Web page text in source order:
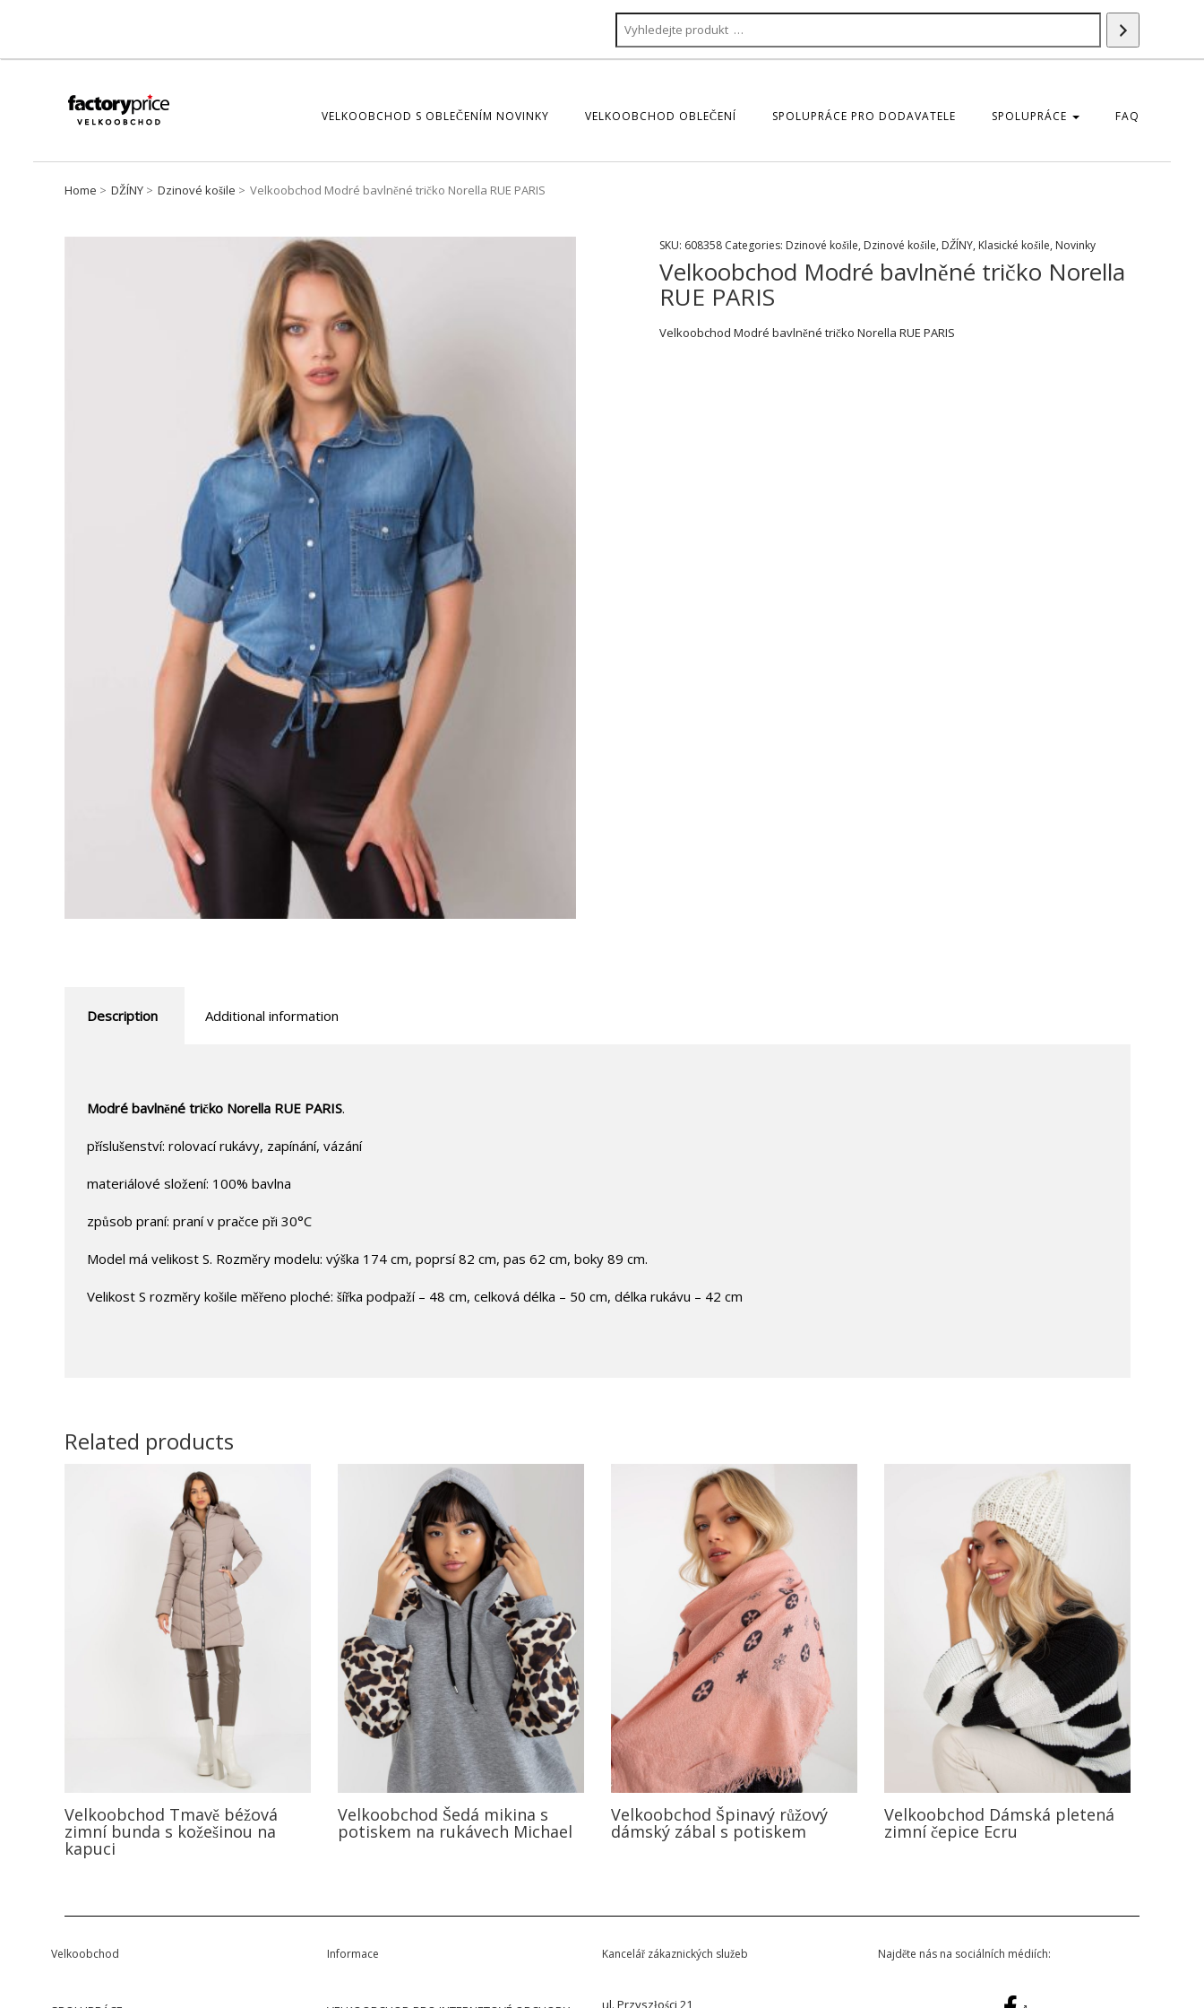
VELKOOBCHOD S OBLEČENÍM NOVINKY VELKOOBCHOD OBLEČENÍ SPOLUPRÁCE PRO DODAVATELE SPOLUPRÁCE FAQ
Home DŽÍNY Dzinové košile Velkoobchod Modré bavlněné tričko Norella RUE PARIS
SKU: 608358 Categories: Dzinové košile, Dzinové košile, DŽÍNY, Klasické košile, Novinky
Velkoobchod Modré bavlněné tričko Norella
RUE PARIS
Velkoobchod Modré bavlněné tričko Norella RUE PARIS
Description Additional information
Modré bavlněné tričko Norella RUE PARIS.
příslušenství: rolovací rukávy, zapínání, vázání
materiálové složení: 100% bavlna
způsob praní: praní v pračce při 30°C
Model má velikost S. Rozměry modelu: výška 174 cm, poprsí 82 cm, pas 62 cm, boky 89 cm.
Velikost S rozměry košile měřeno ploché: šířka podpaží – 48 cm, celková délka – 50 cm, délka rukávu – 42 cm
Related products
Velkoobchod Tmavě béžová
zimní bunda s kožešinou na
kapuci
Velkoobchod Šedá mikina s
potiskem na rukávech Michael
Velkoobchod Špinavý růžový
dámský zábal s potiskem
Velkoobchod Dámská pletená
zimní čepice Ecru
Velkoobchod Informace Kancelář zákaznických služeb
ul. Przyszłości 21,
Najděte nás na sociálních médiích: